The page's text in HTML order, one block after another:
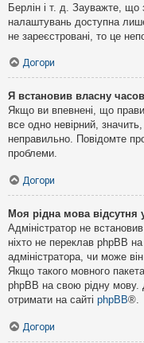
Берлін і т. д. Зауважте, що
налаштувань доступна
не зареєстровані, то це
Догори
Я встановив власну
Якщо ви впевнені, що
все одно невірний,
неправильно. Повідомте
проблеми.
Догори
Моя рідна мова відсутня
Адміністратор не
ніхто не переклав phpBB
адміністратора, чи може
Якщо такого мовного
phpBB на свою рідну
отримати на сайті phpBB®.
Догори